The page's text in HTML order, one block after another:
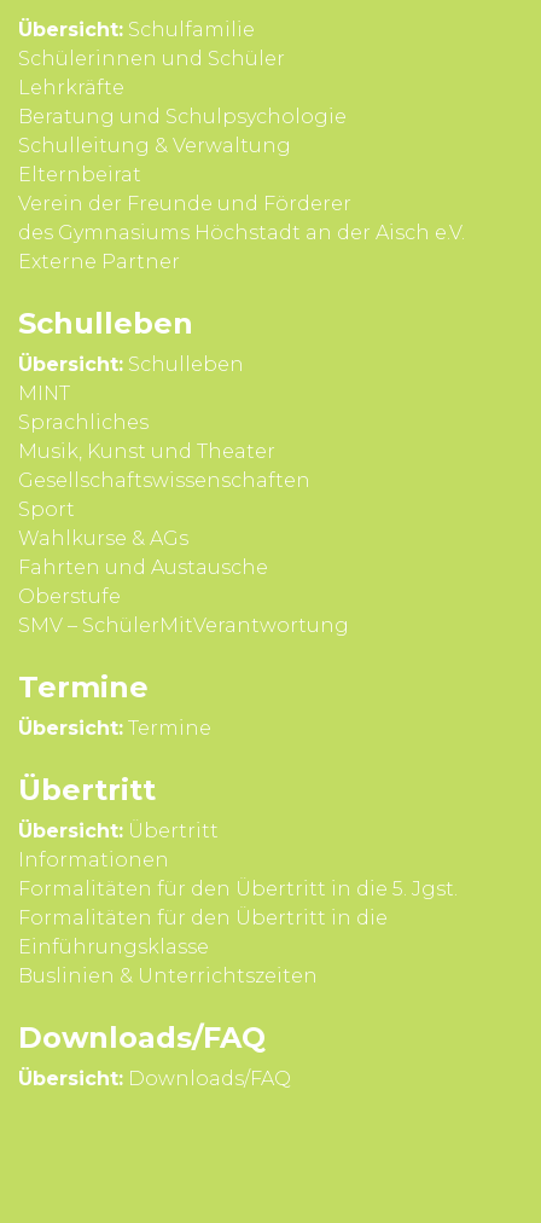
Übersicht: Schulfamilie
Schülerinnen und Schüler
Lehrkräfte
Beratung und Schul­psycho­logie
Schul­leitung & Verwal­tung
Eltern­beirat
Verein der Freunde und Förderer
des Gymnasiums Höchstadt an der Aisch e.V.
Externe Partner
Schul­leben
Übersicht: Schulleben
MINT
Sprach­liches
Musik, Kunst und Theater
Gesell­schafts­wissen­schaften
Sport
Wahl­kurse & AGs
Fahrten und Aus­tausche
Ober­stufe
SMV – SchülerMitVerantwortung
Termine
Übersicht: Termine
Übertritt
Übersicht: Übertritt
Infor­mationen
Formali­täten für den Über­tritt in die 5. Jgst.
Formali­täten für den Über­tritt in die
Einführungsklasse
Buslinien & Unterrichts­zeiten
Downloads/FAQ
Übersicht: Downloads/FAQ